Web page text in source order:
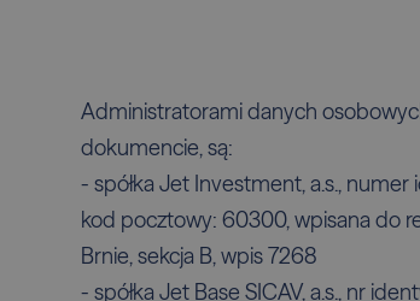
Administratorami danych
dokumencie, są:
- spółka Jet Investment, a.s.,
kod pocztowy: 60300, wpisana do
Brnie, sekcja B, wpis 7268
- spółka Jet Base SICAV, a.s., nr